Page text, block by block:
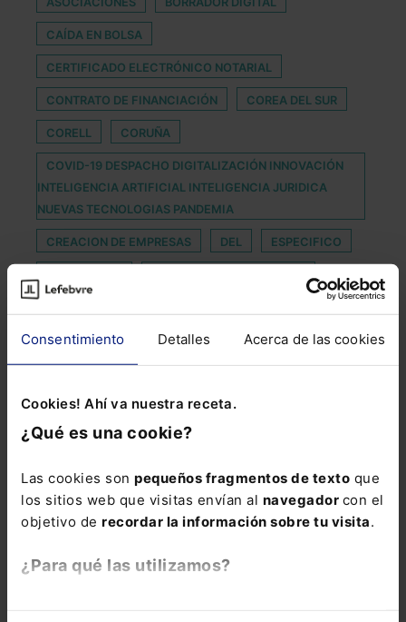
Consentimiento Detalles Acerca de las cookies
Cookies! Ahí va nuestra receta.
¿Qué es una cookie?
Las cookies son pequeños fragmentos de texto que
los sitios web que visitas envían al navegador con el
objetivo de recordar la información sobre tu visita.
¿Para qué las utilizamos?
CAÍDA EN BOLSA
CERTIFICADO ELECTRÓNICO NOTARIAL
CONTRATO DE FINANCIACIÓN COREA DEL SUR
CORELL CORUÑA
COVID-19 DESPACHO DIGITALIZACIÓN INNOVACIÓN
INTELIGENCIA ARTIFICIAL INTELIGENCIA JURIDICA
NUEVAS TECNOLOGIAS PANDEMIA
CREACION DE EMPRESAS DEL ESPECIFICO
INNOVACIÓN DE LA ADMINISTRACIÓN
NOELIAGOROD OLVIDADO
PATRICIA GÓMEZ BERJILLOS
PATRIMONIO NACIONAL
REBAJA DE PENAS
SECRETARIA SEDE ELECTRÓNICA NOTARIAL